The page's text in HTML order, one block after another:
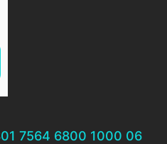
7564 6800 1000 06